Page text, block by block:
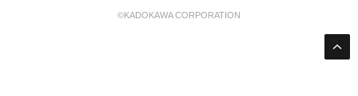
©KADOKAWA CORPORATION